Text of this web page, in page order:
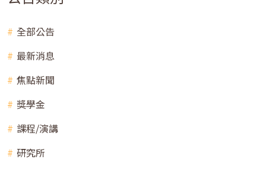
全部公告
最新消息
焦點新聞
獎學金
課程/演講
研究所